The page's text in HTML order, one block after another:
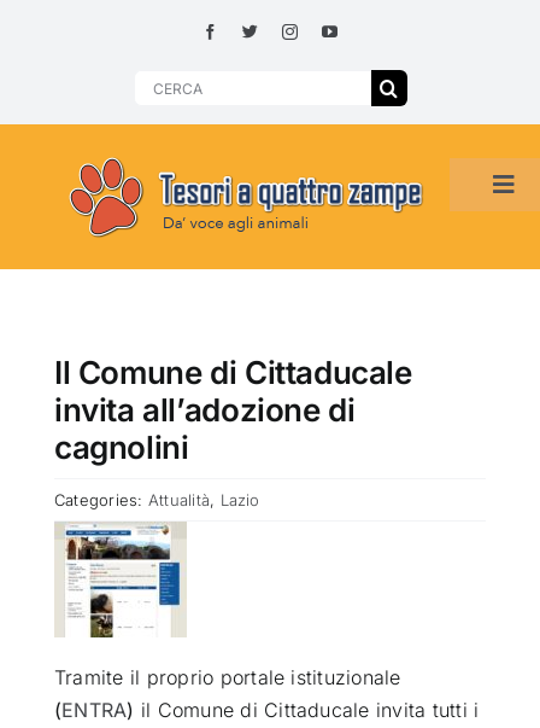
Search
HOME
SMARRITI O DA ADOTTARE
ADOTTATI O RITROVATI
ATTUALITÀ
VIDEO
Il Comune di Cittaducale
invita all’adozione di
cagnolini
Categories: Attualità, Lazio
Tramite il proprio portale istituzionale
(ENTRA) il Comune di Cittaducale invita tutti i